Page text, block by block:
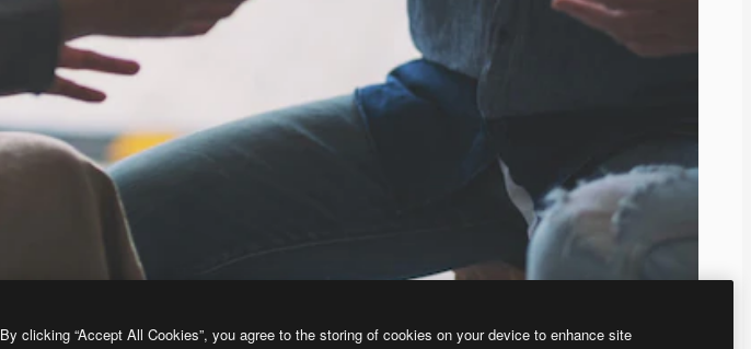
By clicking “Accept All Cookies”, you agree to the storing of cookies on your device to enhance site